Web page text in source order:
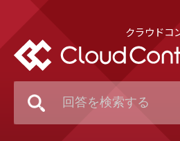
クラウドコ